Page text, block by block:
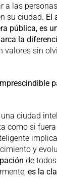
a las
su ciudad. El
pública, es
la
valores sin
ciudad
como si
y
de
es la